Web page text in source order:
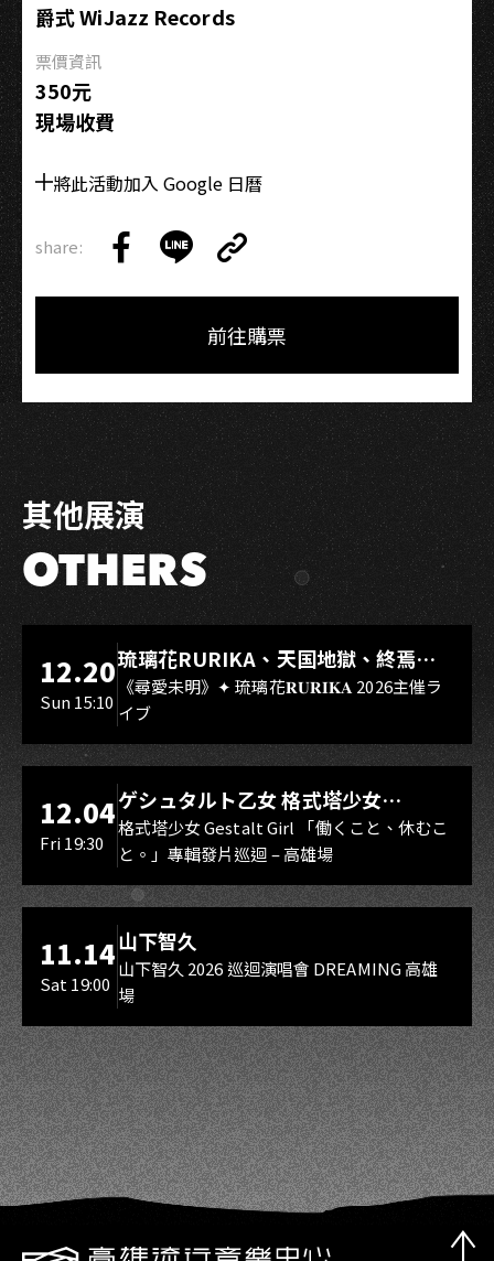
爵式 WiJazz Records
票價資訊
350元
現場收費
將此活動加入 Google 日曆
share:
on
on
Link
Copy
前往購票
其他展演
OTHERS
LIVE WAREHOUSE 小庫
12.20
Sun 15:10
琉璃花RURIKA、天国地獄、終焉
Rebirth、DUALIA、無我夢中、花奏
スマイル（O.A.）
《尋愛未明》✦ 琉璃花𝐑𝐔𝐑𝐈𝐊𝐀 2026主催ラ
イブ
LIVE WAREHOUSE 小庫
12.04
Fri 19:30
ゲシュタルト乙女 格式塔少女
Gestalt Girl
格式塔少女 Gestalt Girl 「働くこと、休むこ
と。」專輯發片巡迴 – 高雄場
11.14
Sat 19:00
山下智久
山下智久 2026 巡迴演唱會 DREAMING 高雄
場